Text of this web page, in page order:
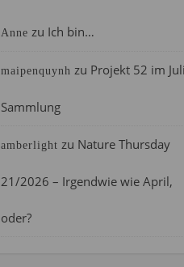
Anne zu Ich bin…
maipenquynh zu Projekt 52 im
Sammlung
amberlight zu Nature Thursday
21/2026 – Irgendwie wie April,
oder?